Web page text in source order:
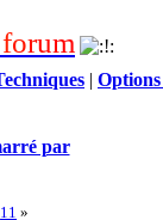
forum
|
par
11 »